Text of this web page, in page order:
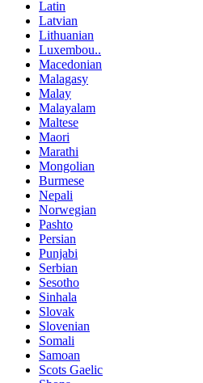
Latin
Latvian
Lithuanian
Luxembou..
Macedonian
Malagasy
Malay
Malayalam
Maltese
Maori
Marathi
Mongolian
Burmese
Nepali
Norwegian
Pashto
Persian
Punjabi
Serbian
Sesotho
Sinhala
Slovak
Slovenian
Somali
Samoan
Scots Gaelic